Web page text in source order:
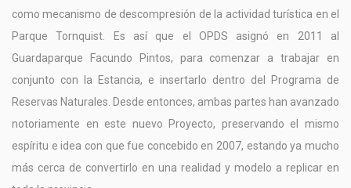
como mecanismo de descompresión de la actividad turística en el
Parque Tornquist. Es así que el OPDS asignó en 2011 al
Guardaparque Facundo Pintos, para comenzar a trabajar en
conjunto con la Estancia, e insertarlo dentro del Programa de
Reservas Naturales. Desde entonces, ambas partes han avanzado
notoriamente en este nuevo Proyecto, preservando el mismo
espíritu e idea con que fue concebido en 2007, estando ya mucho
más cerca de convertirlo en una realidad y modelo a replicar en